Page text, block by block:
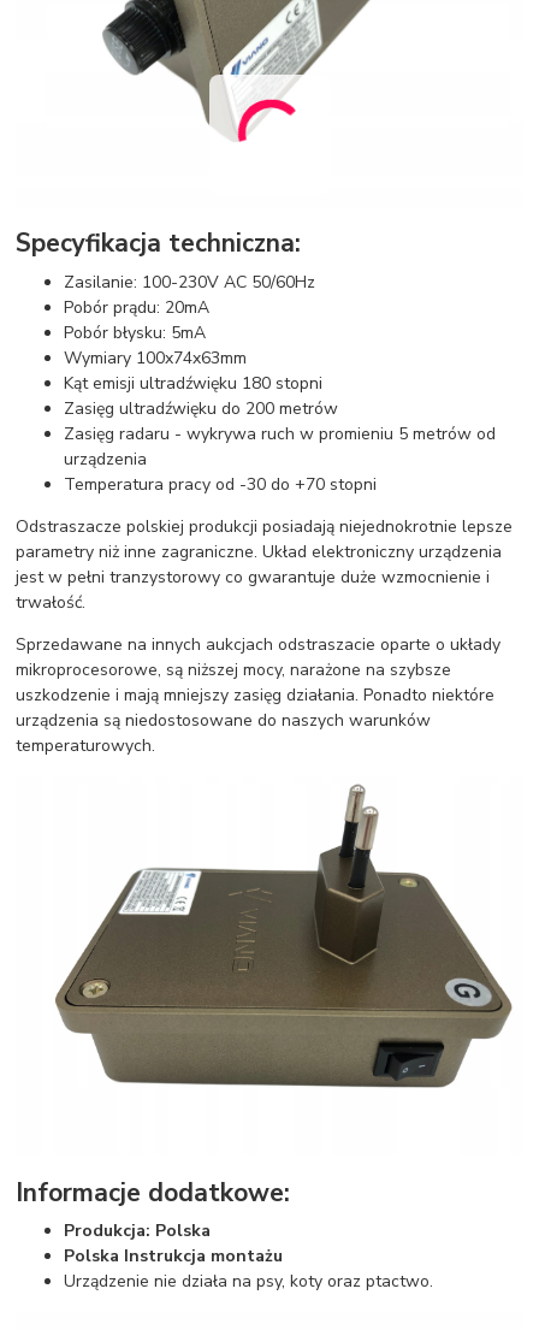
Specyfikacja techniczna:
Zasilanie: 100-230V AC 50/60Hz
Pobór prądu: 20mA
Pobór błysku: 5mA
Wymiary 100x74x63mm
Kąt emisji ultradźwięku 180 stopni
Zasięg ultradźwięku do 200 metrów
Zasięg radaru - wykrywa ruch w promieniu 5 metrów od
urządzenia
Temperatura pracy od -30 do +70 stopni
Odstraszacze polskiej produkcji posiadają niejednokrotnie lepsze
parametry niż inne zagraniczne. Układ elektroniczny urządzenia
jest w pełni tranzystorowy co gwarantuje duże wzmocnienie i
trwałość.
Sprzedawane na innych aukcjach odstraszacie oparte o układy
mikroprocesorowe, są niższej mocy, narażone na szybsze
uszkodzenie i mają mniejszy zasięg działania. Ponadto niektóre
urządzenia są niedostosowane do naszych warunków
temperaturowych.
Informacje dodatkowe:
Produkcja: Polska
Polska Instrukcja montażu
Urządzenie nie działa na psy, koty oraz ptactwo.